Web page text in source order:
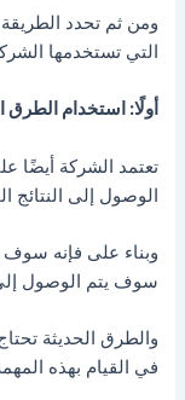
ومن ثم تحدد
التي تستخدمها
أولًا: استخدام
تعتمد الشركة أيضًا
الوصول إلى النتائج
وبناء على فإنه سوف
سوف يتم الوصول إلى
والطرق الحديثة
في القيام بهذه